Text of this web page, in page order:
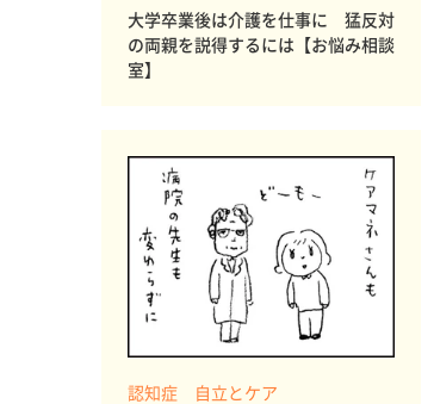
大学卒業後は介護を仕事に 猛反対
の両親を説得するには【お悩み相談
室】
認知症 自立とケア